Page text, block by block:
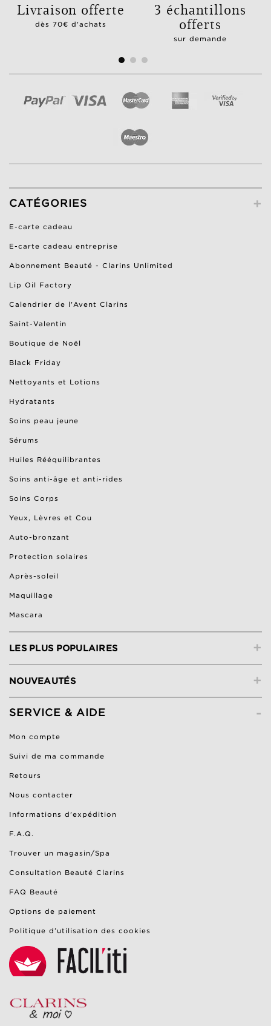
Livraison offerte
dès 70€ d'achats
3 échantillons
offerts
sur demande
+
CATÉGORIES
E-carte cadeau
E-carte cadeau entreprise
Abonnement Beauté - Clarins Unlimited
Lip Oil Factory
Calendrier de l'Avent Clarins
Saint-Valentin
Boutique de Noël
Black Friday
Nettoyants et Lotions
Hydratants
Soins peau jeune
Sérums
Huiles Rééquilibrantes
Soins anti-âge et anti-rides
Soins Corps
Yeux, Lèvres et Cou
Auto-bronzant
Protection solaires
Après-soleil
Maquillage
Mascara
+
LES PLUS POPULAIRES
+
NOUVEAUTÉS
-
SERVICE & AIDE
Mon compte
Suivi de ma commande
Retours
Nous contacter
Informations d'expédition
F.A.Q.
Trouver un magasin/Spa
Consultation Beauté Clarins
FAQ Beauté
Options de paiement
Politique d’utilisation des cookies